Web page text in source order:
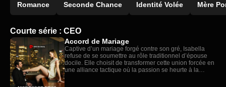
Romance Seconde Chance Identité Volée Mère
Courte série : CEO
Accord de Mariage
Captive d’un mariage forgé contre son gré, Isabella
refuse de se soumettre au rôle traditionnel d’épouse
docile. Elle choisit de transformer cette union forcée en
une alliance tactique où la passion se heurte à la